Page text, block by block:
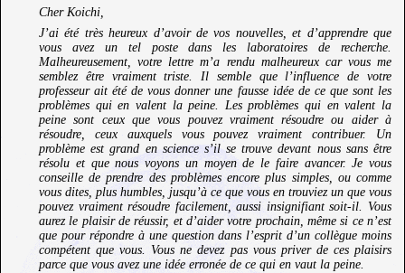
Cher Koichi,
J’ai été très heureux d’avoir de vos nouvelles, et d’apprendre que
vous avez un tel poste dans les laboratoires de recherche.
Malheureusement, votre lettre m’a rendu malheureux car vous me
semblez être vraiment triste. Il semble que l’influence de votre
professeur ait été de vous donner une fausse idée de ce que sont les
problèmes qui en valent la peine. Les problèmes qui en valent la
peine sont ceux que vous pouvez vraiment résoudre ou aider à
résoudre, ceux auxquels vous pouvez vraiment contribuer. Un
problème est grand en science s’il se trouve devant nous sans être
résolu et que nous voyons un moyen de le faire avancer. Je vous
conseille de prendre des problèmes encore plus simples, ou comme
vous dites, plus humbles, jusqu’à ce que vous en trouviez un que vous
pouvez vraiment résoudre facilement, aussi insignifiant soit-il. Vous
aurez le plaisir de réussir, et d’aider votre prochain, même si ce n’est
que pour répondre à une question dans l’esprit d’un collègue moins
compétent que vous. Vous ne devez pas vous priver de ces plaisirs
parce que vous avez une idée erronée de ce qui en vaut la peine.